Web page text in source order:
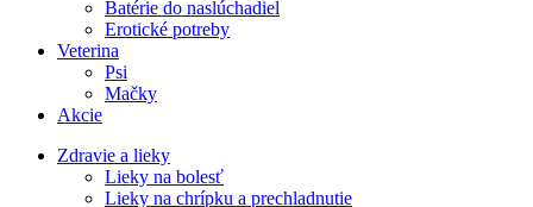
Batérie do naslúchadiel
Erotické potreby
Veterina
Psi
Mačky
Akcie
Zdravie a lieky
Lieky na bolesť
Lieky na chrípku a prechladnutie